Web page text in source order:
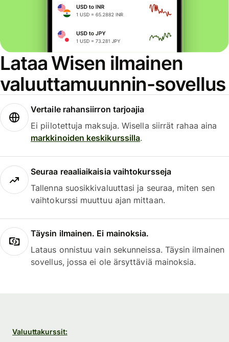
Lataa Wisen ilmainen
valuuttamuunnin-sovellus
Vertaile rahansiirron tarjoajia
Ei piilotettuja maksuja. Wisella siirrät rahaa aina
markkinoiden keskikurssilla.
Seuraa reaaliaikaisia vaihtokursseja
Tallenna suosikkivaluuttasi ja seuraa, miten sen
vaihtokurssi muuttuu ajan mittaan.
Täysin ilmainen. Ei mainoksia.
Lataus onnistuu vain sekunneissa. Täysin ilmainen
sovellus, jossa ei ole ärsyttäviä mainoksia.
Valuuttakurssit: